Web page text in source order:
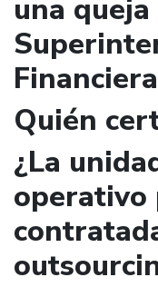
una
Quién
¿La
operativo